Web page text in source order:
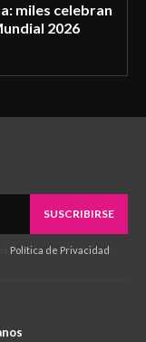
miles celebran
2026
SUSCRIBIRSE
Política de Privacidad